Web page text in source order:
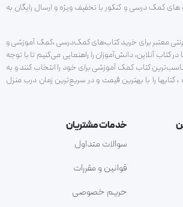
کمک درسی و کنکور با تخفیف ویژه و ارسال رایگان به
معتبر برای خرید کتاب‌های کمک‌درسی ،کمک آموزشی و
کتاب آنلاین، دانش‌آموزان را راهنمایی می‌کنیم تا با توجه
کتاب کمک آموزشی برای خود را انتخاب کنند و به
کتابها را با بهترین قیمت و در سریع‌ترین زمان درب منزل
خدمات مشتریان
سوالات متداول
قوانین و مقررات
حریم خصوصی